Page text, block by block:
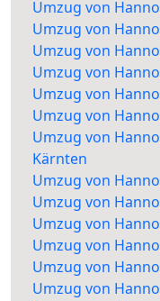
Umzug von
Umzug von
Umzug von
Umzug von
Umzug von
Umzug von
Umzug von
Kärnten
Umzug von
Umzug von
Umzug von
Umzug von
Umzug von
Umzug von